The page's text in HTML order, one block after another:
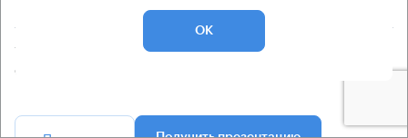
ОСЗ
Класс бизнес-центра
ОК